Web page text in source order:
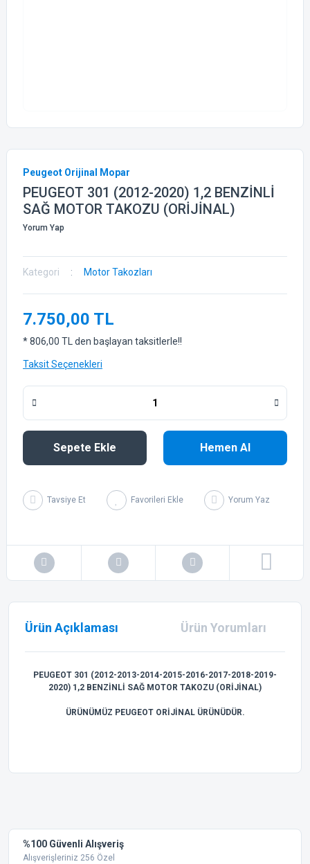
Peugeot Orijinal Mopar
PEUGEOT 301 (2012-2020) 1,2 BENZİNLİ
SAĞ MOTOR TAKOZU (ORİJİNAL)
Yorum Yap
Kategori Motor Takozları
7.750,00 TL
* 806,00 TL den başlayan taksitlerle!!
Taksit Seçenekleri
Sepete Ekle Hemen Al
Tavsiye Et Yorum Yaz
Ürün Açıklaması Ürün Yorumları
PEUGEOT 301 (2012-2013-2014-2015-2016-2017-2018-2019-
2020) 1,2 BENZİNLİ SAĞ MOTOR TAKOZU (ORİJİNAL)
ÜRÜNÜMÜZ PEUGEOT ORİJİNAL ÜRÜNÜDÜR.
Ürün resmi kalitesiz, bozuk veya görüntülenemiyor.
%100 Güvenli Alışveriş
Alışverişleriniz 256 Özel